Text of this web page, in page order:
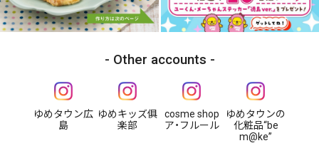
Other accounts
ゆめタウン広
島
ゆめキッズ俱
楽部
cosme shop
ア・フルール
ゆめタウンの
化粧品“be
m@ke”